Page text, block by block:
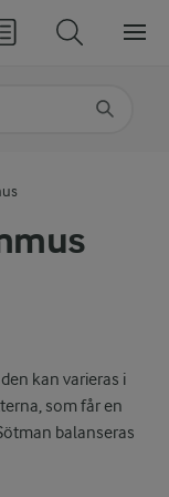
kan varieras i
som får en
balanseras